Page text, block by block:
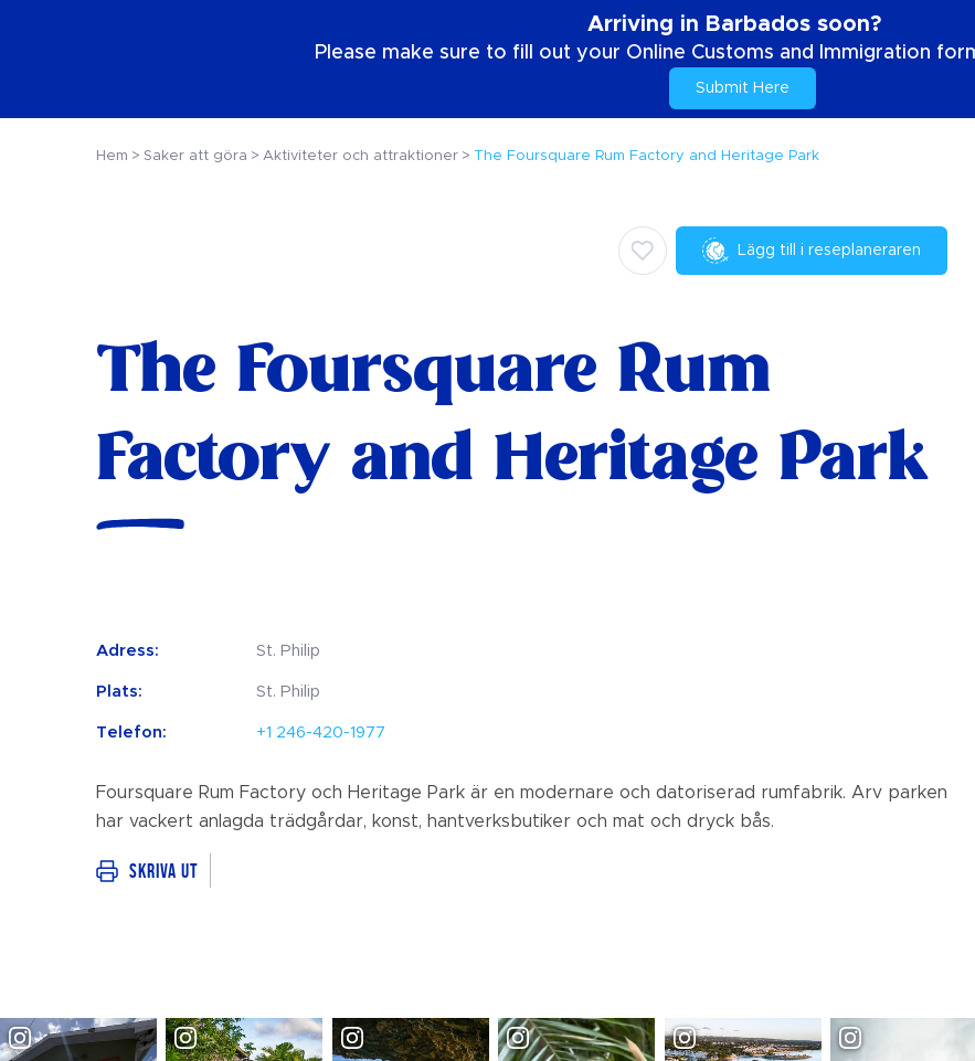
Arriving in Barbados soon?
Please make sure to fill out your Online Customs and Immigration
Submit Here
Hem Saker att göra Aktiviteter och attraktioner The Foursquare Rum Factory and Heritage Park
Lägg till i reseplaneraren
The Foursquare Rum
Factory and Heritage Park
Adress: St. Philip
Plats: St. Philip
Telefon: +1 246-420-1977
Foursquare Rum Factory och Heritage Park är en modernare och datoriserad rumfabrik. Arv parken
har vackert anlagda trädgårdar, konst, hantverksbutiker och mat och dryck bås.
Skriva ut